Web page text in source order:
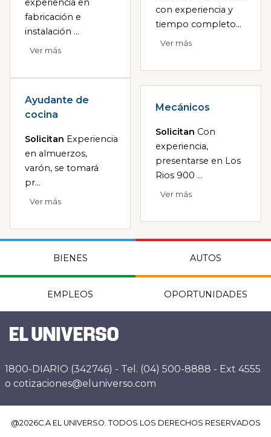
experiencia en
fabricación e
instalación ...
Ver más
con experiencia y
tiempo completo...
Ver más
Ayudante de
cocina
Solicitan Experiencia
en almuerzos,
varón, se tomará
pr...
Ver más
Mecánicos
Solicitan Con
experiencia,
presentarse en Los
Rios 900 ...
Ver más
BIENES AUTOS
EMPLEOS OPORTUNIDADES
1800-DIARIO (342746) - Tel. (04) 500-8888 - Ext 4555
o cotizaciones@eluniverso.com
@2026C.A EL UNIVERSO. TODOS LOS DERECHOS RESERVADOS